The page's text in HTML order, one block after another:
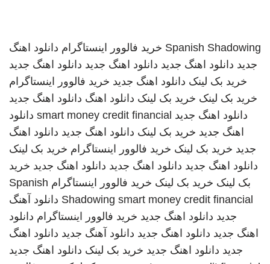
Spanish Shadowing خرید فالوور اینستاگرام دانلود اهنگ
جدید دانلود اهنگ جدید دانلود اهنگ جدید دانلود اهنگ جدید
خرید بک لینک دانلود اهنگ جدید خرید فالوور اینستاگرام
خرید بک لینک خرید بک لینک دانلود اهنگ دانلود اهنگ جدید
دانلود اهنگ جدید smart money credit financial دانلود
اهنگ جدید خرید بک لینک دانلود اهنگ جدید دانلود اهنگ
جدید خرید بک لینک خرید فالوور اینستاگرام خرید بک لینک
دانلود اهنگ جدید دانلود اهنگ جدید دانلود اهنگ جدید خرید
بک لینک خرید بک لینک خرید فالوور اینستاگرام Spanish
Shadowing smart money credit financial
دانلود آهنگ
جدید دانلود اهنگ جدید خرید فالوور اینستاگرام دانلود
اهنگ جدید دانلود اهنگ جدید دانلود آهنگ جدید دانلود اهنگ
جدید دانلود اهنگ جدید خرید بک لینک دانلود اهنگ جدید